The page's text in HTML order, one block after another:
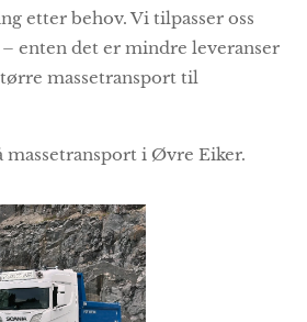
etter behov. Vi tilpasser oss
enten det er mindre leveranser
massetransport til
massetransport i Øvre Eiker.